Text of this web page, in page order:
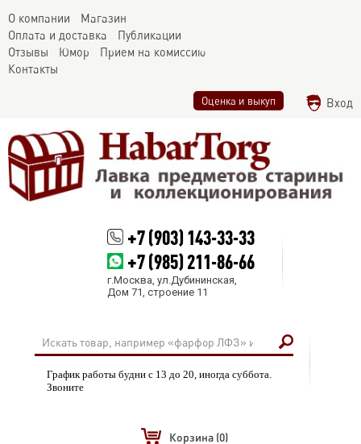
О компании
Магазин
Оплата и доставка
Публикации
Отзывы
Юмор
Прием на комиссию
Контакты
Оценка и выкуп Вход
+7 (903) 143-33-33
+7 (985) 211-86-66
г.Москва, ул.Дубининская,
Дом 71, строение 11
График работы будни с 13 до 20, иногда суббота.
Звоните
Корзина (0)